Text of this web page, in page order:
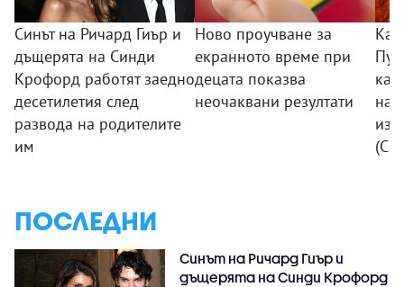
Синът на Ричард Гиър и
дъщерята на Синди
Крофорд работят заедно
десетилетия след
развода на родителите
им
Ново проучване за
екранното време при
децата показва
неочаквани резултати
ПОСЛЕДНИ
Синът на Ричард Гиър и
дъщерята на Синди Крофорд